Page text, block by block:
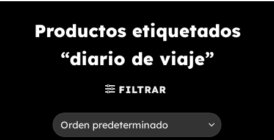
Productos etiquetados
“diario de viaje”
FILTRAR